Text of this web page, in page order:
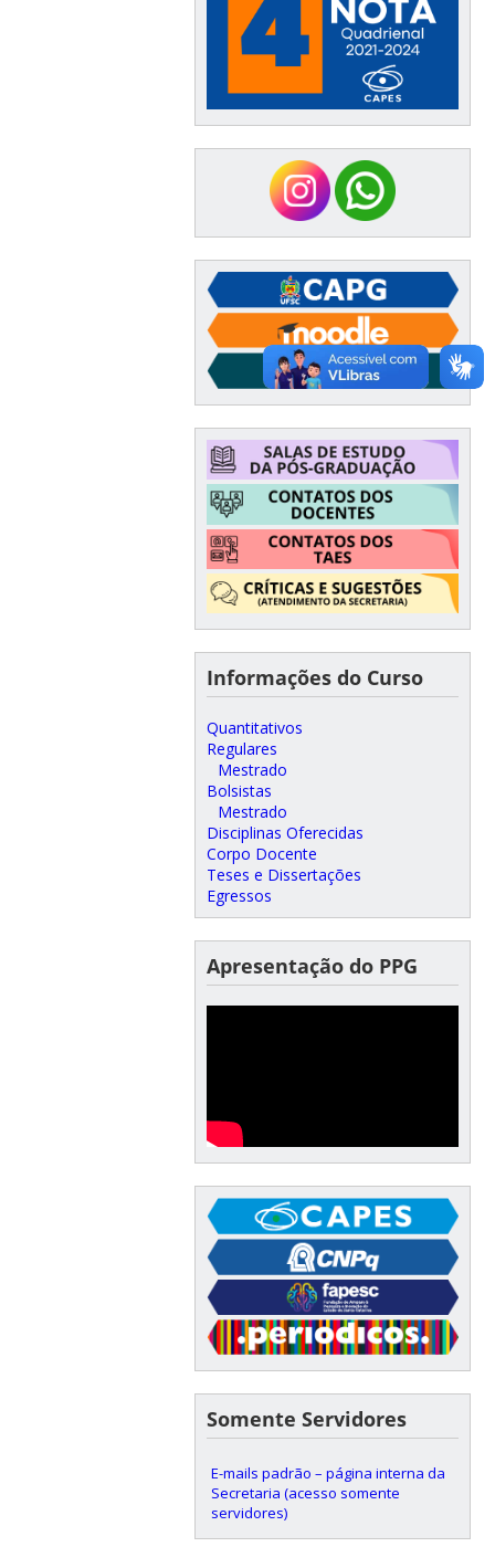
Informações do Curso
Quantitativos
Regulares
Mestrado
Bolsistas
Mestrado
Disciplinas Oferecidas
Corpo Docente
Teses e Dissertações
Egressos
Apresentação do PPG
Somente Servidores
E-mails padrão – página interna da
Secretaria (acesso somente
servidores)